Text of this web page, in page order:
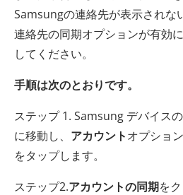
Samsungの連絡先が表示されな
連絡先の同期オプションが有効
してください。
手順は次のとおりです。
ステップ 1. Samsung デバイス
に移動し、 アカウントオプショ
をタップします。
ステップ2.アカウントの同期を